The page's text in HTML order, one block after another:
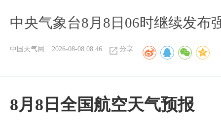
中央气象台8月8日06时继续发布
中国天气网 2026-08-08 08:46 分享
8月8日全国航空天气预报